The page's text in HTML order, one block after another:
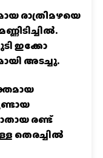
രാത്രിമഴയെ
ഇക്കോ
അടച്ചു.
രണ്ട്
തെരച്ചിൽ